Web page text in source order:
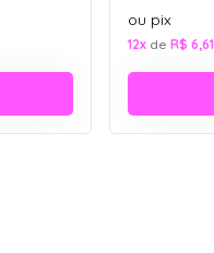
ou pix
12x de R$ 6,61